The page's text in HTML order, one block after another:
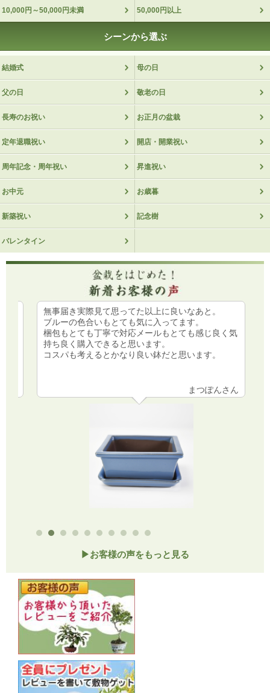
10,000円～50,000円未満 50,000円以上
シーンから選ぶ
結婚式 母の日
父の日 敬老の日
長寿のお祝い お正月の盆栽
定年退職祝い 開店・開業祝い
周年記念・周年祝い 昇進祝い
お中元 お歳暮
新築祝い 記念樹
バレンタイン
無事届き実際見て思ってた以上に良いなあと。
ブルーの色合いもとても気に入ってます。
梱包もとても丁寧で対応メールもとても感じ良く気
持ち良く購入できると思います。
コスパも考えるとかなり良い鉢だと思います。
まつぽんさん
▶お客様の声をもっと見る